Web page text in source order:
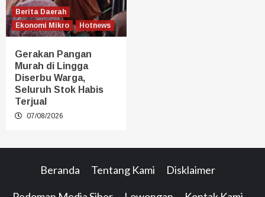
Berita Daerah
Ekonomi Mikro
Hotnews
Gerakan Pangan
Murah di Lingga
Diserbu Warga,
Seluruh Stok Habis
Terjual
07/08/2026
Beranda Tentang Kami Disklaimer